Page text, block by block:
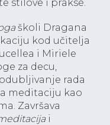
stilove i prakse.
školi Dragana
kod učitelja
i Miriele
za decu,
rada
meditaciju kao
Završava
i